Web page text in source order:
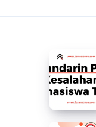
Mandarin
Pemula:
5
Kesalahan
Lucu